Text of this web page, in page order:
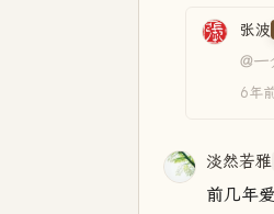
张波
@
6年
淡然若雅
前几年